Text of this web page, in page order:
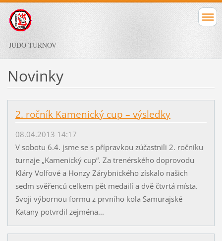
JUDO TURNOV
Novinky
2. ročník Kamenický cup – výsledky
08.04.2013 14:17
V sobotu 6.4. jsme se s přípravkou zúčastnili 2. ročníku
turnaje „Kamenický cup“. Za trenérského doprovodu
Kláry Volfové a Honzy Zárybnického získalo našich
sedm svěřenců celkem pět medailí a dvě čtvrtá místa.
Svoji výbornou formu z prvního kola Samurajské
Katany potvrdil zejména...